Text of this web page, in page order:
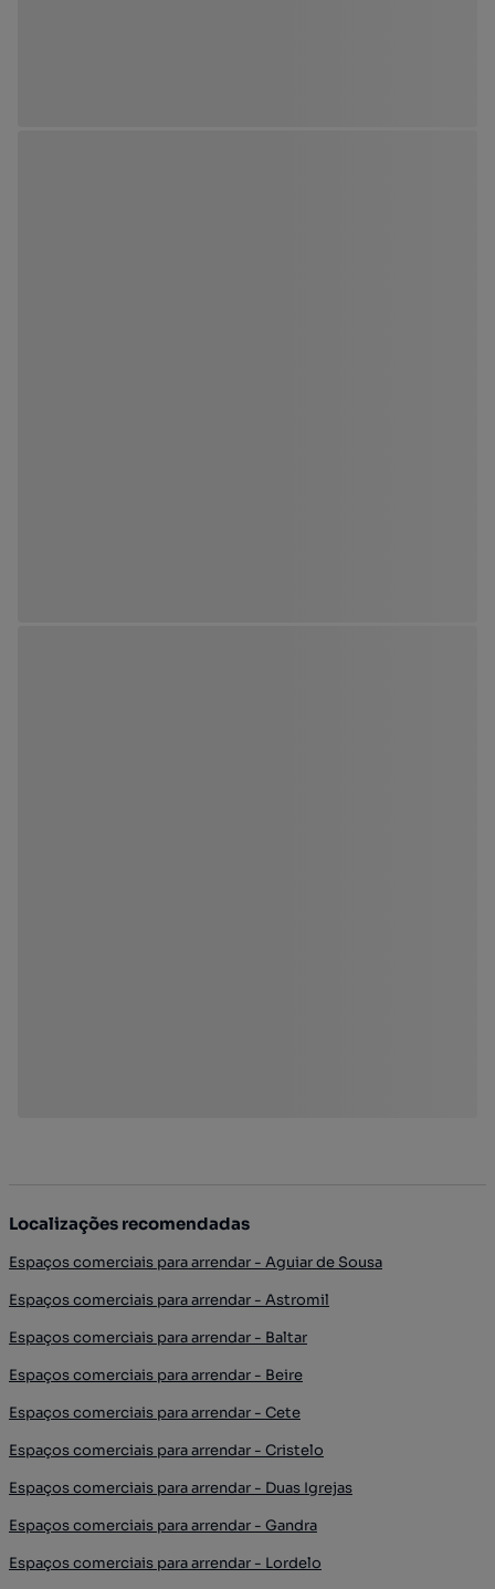
Localizações recomendadas
Espaços comerciais para arrendar - Aguiar de Sousa
Espaços comerciais para arrendar - Astromil
Espaços comerciais para arrendar - Baltar
Espaços comerciais para arrendar - Beire
Espaços comerciais para arrendar - Cete
Espaços comerciais para arrendar - Cristelo
Espaços comerciais para arrendar - Duas Igrejas
Espaços comerciais para arrendar - Gandra
Espaços comerciais para arrendar - Lordelo